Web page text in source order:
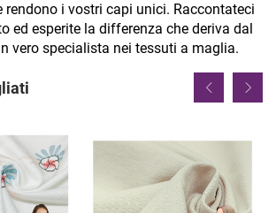
i vostri capi unici. Raccontateci
ed esperite la differenza che deriva dal
vero specialista nei tessuti a maglia.